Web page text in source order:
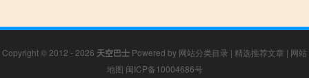
Copyright © 2012 - 2026 天空巴士 Powered by 网站分类目录 | 精选推荐文章 | 网站
地图 闽ICP备10004686号